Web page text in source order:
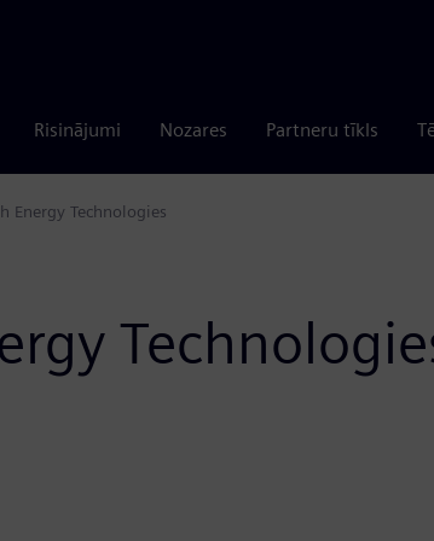
Risinājumi Nozares Partneru tīkls
Energy Technologies